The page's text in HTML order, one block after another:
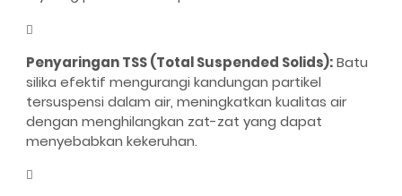
Penyaringan TSS (Total Suspended Solids):Batu
silika efektif mengurangi kandungan partikel
tersuspensi dalam air, meningkatkan kualitas air
dengan menghilangkan zat-zat yang dapat
menyebabkan kekeruhan.